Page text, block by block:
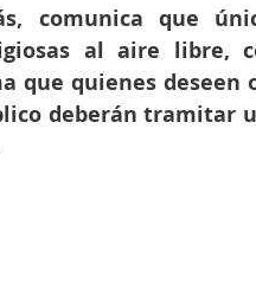
comunica que
al aire libre,
que quienes
deberán tramitar